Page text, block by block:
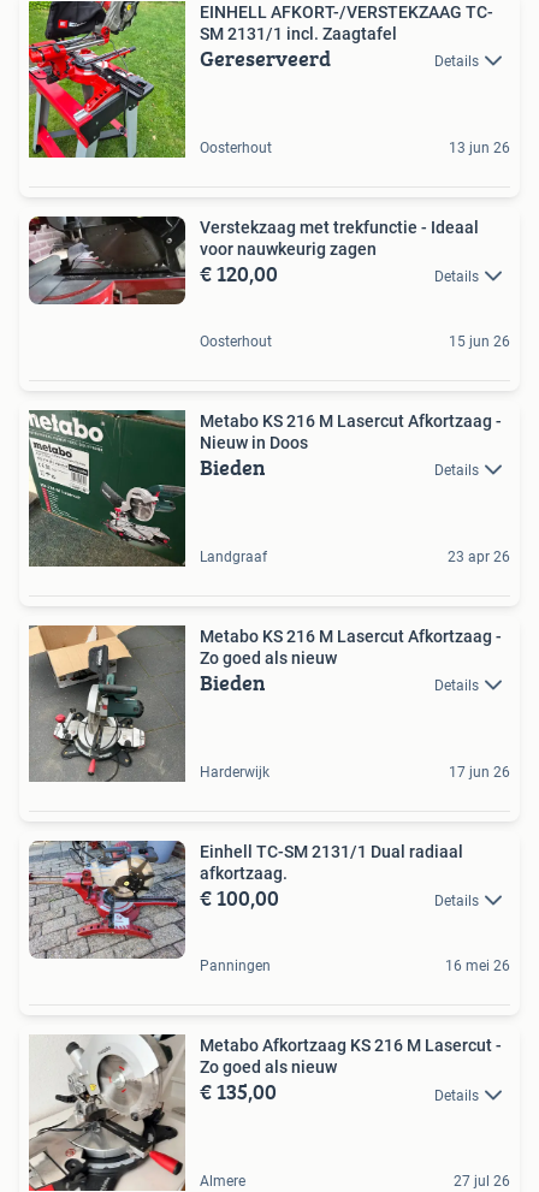
EINHELL AFKORT-/VERSTEKZAAG TC-
SM 2131/1 incl. Zaagtafel
Gereserveerd Details
Oosterhout 13 jun 26
Verstekzaag met trekfunctie - Ideaal
voor nauwkeurig zagen
€ 120,00 Details
Oosterhout 15 jun 26
Metabo KS 216 M Lasercut Afkortzaag -
Nieuw in Doos
Bieden Details
Landgraaf 23 apr 26
Metabo KS 216 M Lasercut Afkortzaag -
Zo goed als nieuw
Bieden Details
Harderwijk 17 jun 26
Einhell TC-SM 2131/1 Dual radiaal
afkortzaag.
€ 100,00 Details
Panningen 16 mei 26
Metabo Afkortzaag KS 216 M Lasercut -
Zo goed als nieuw
€ 135,00 Details
Almere 27 jul 26